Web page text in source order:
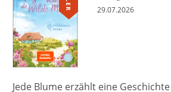
29.07.2026
Jede Blume erzählt eine